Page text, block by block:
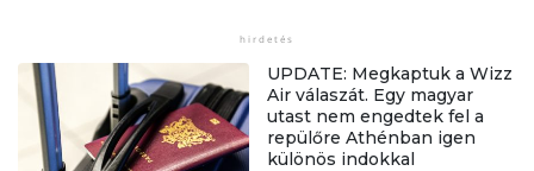
UPDATE: Megkaptuk a Wizz
Air válaszát. Egy magyar
utast nem engedtek fel a
repülőre Athénban igen
különös indokkal